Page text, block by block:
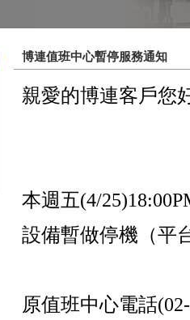
博連值班中心暫停服務通知
親愛的博連客戶您
本週五(4/
設備暫做停機（平
原值班中心電話